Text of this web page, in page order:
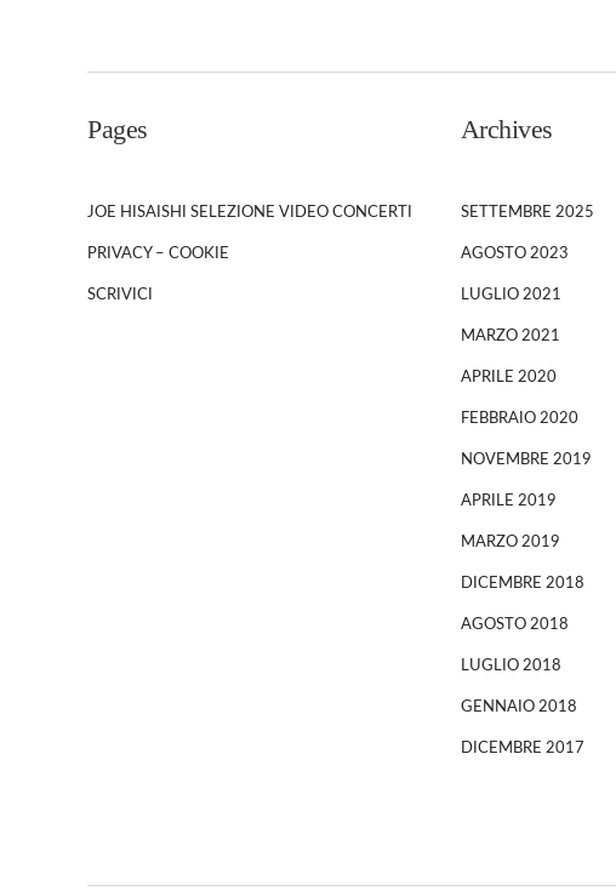
Pages
JOE HISAISHI SELEZIONE VIDEO CONCERTI
PRIVACY – COOKIE
SCRIVICI
Archives
SETTEMBRE 2025
AGOSTO 2023
LUGLIO 2021
MARZO 2021
APRILE 2020
FEBBRAIO 2020
NOVEMBRE 2019
APRILE 2019
MARZO 2019
DICEMBRE 2018
AGOSTO 2018
LUGLIO 2018
GENNAIO 2018
DICEMBRE 2017